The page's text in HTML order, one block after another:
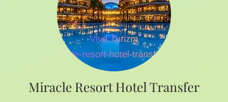
Miracle Resort Hotel Transfer